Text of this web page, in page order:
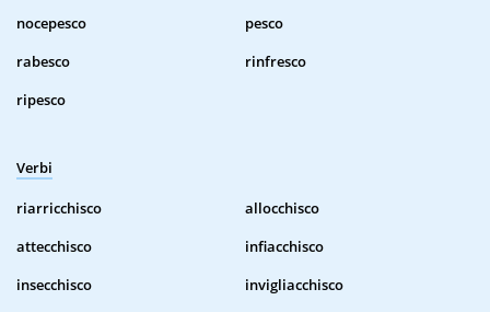
nocepesco
pesco
rabesco
rinfresco
ripesco
Verbi
riarricchisco
allocchisco
attecchisco
infiacchisco
insecchisco
invigliacchisco